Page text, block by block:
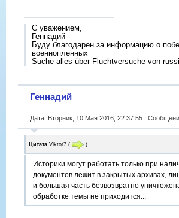
С уважением,
Геннадий
Буду благодарен за информацию о
военнопленных
Suche alles über Fluchtversuche von
Геннадий
Дата: Вторник, 10 Мая 2016, 22:37:55 |
Цитата Viktor7 ( )
Историки могут работать только при
документов лежит в закрытых архивах,
и большая часть безвозвратно
обработке темы не приходится...